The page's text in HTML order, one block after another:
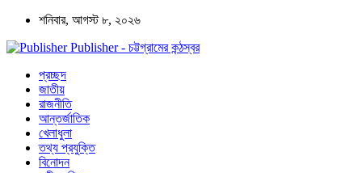
শনিবার, আগস্ট ৮, ২০২৬
Publisher - চট্টগ্রামের কন্ঠস্বর
প্রচ্ছদ
জাতীয়
রাজনীতি
আন্তর্জাতিক
খেলাধুলা
তথ্য প্রযুক্তি
বিনোদন